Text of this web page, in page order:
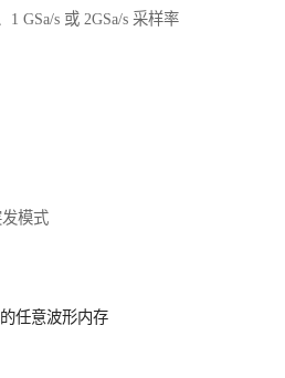
1 GSa/s 或 2GSa/s 采样率
模式
任意波形内存